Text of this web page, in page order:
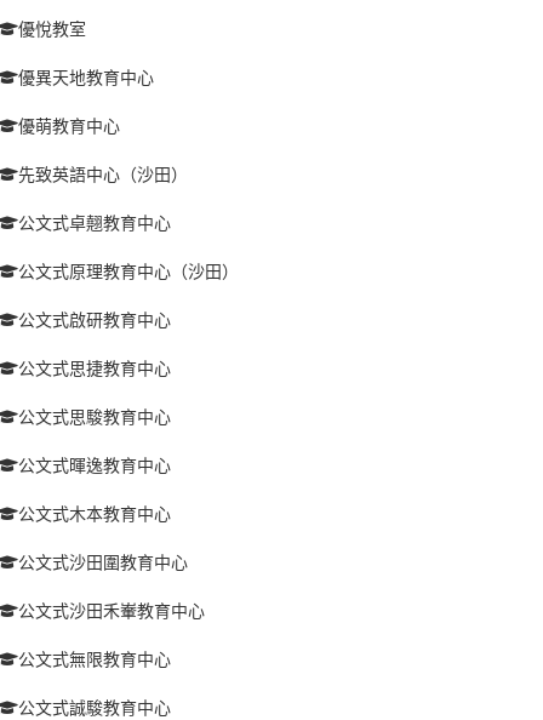
優悅教室
優異天地教育中心
優萌教育中心
先致英語中心（沙田）
公文式卓翹教育中心
公文式原理教育中心（沙田）
公文式啟研教育中心
公文式思捷教育中心
公文式思駿教育中心
公文式暉逸教育中心
公文式木本教育中心
公文式沙田圍教育中心
公文式沙田禾輋教育中心
公文式無限教育中心
公文式誠駿教育中心